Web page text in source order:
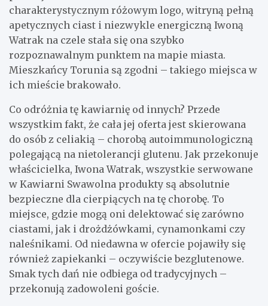
charakterystycznym różowym logo, witryną pełną
apetycznych ciast i niezwykle energiczną Iwoną
Watrak na czele stała się ona szybko
rozpoznawalnym punktem na mapie miasta.
Mieszkańcy Torunia są zgodni – takiego miejsca w
ich mieście brakowało.
Co odróżnia tę kawiarnię od innych? Przede
wszystkim fakt, że cała jej oferta jest skierowana
do osób z celiakią – chorobą autoimmunologiczną
polegającą na nietolerancji glutenu. Jak przekonuje
właścicielka, Iwona Watrak, wszystkie serwowane
w Kawiarni Swawolna produkty są absolutnie
bezpieczne dla cierpiących na tę chorobę. To
miejsce, gdzie mogą oni delektować się zarówno
ciastami, jak i drożdżówkami, cynamonkami czy
naleśnikami. Od niedawna w ofercie pojawiły się
również zapiekanki – oczywiście bezglutenowe.
Smak tych dań nie odbiega od tradycyjnych –
przekonują zadowoleni goście.